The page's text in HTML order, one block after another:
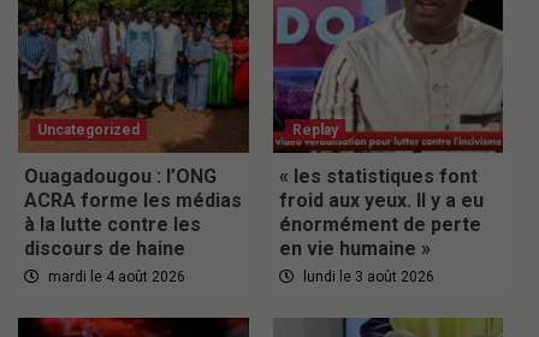
Uncategorized
Ouagadougou : l’ONG
ACRA forme les médias
à la lutte contre les
discours de haine
mardi le 4 août 2026
Replay
« les statistiques font
froid aux yeux. Il y a eu
énormément de perte
en vie humaine »
lundi le 3 août 2026